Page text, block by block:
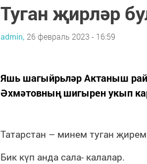
Туган җирләр
admin, 26 февраль 2023 - 16:59
Яшь шагыйрьләр Актаныш
Әхмәтовның шигырен укып
Татарстан – минем туган
Бик күп анда сала- калалар.